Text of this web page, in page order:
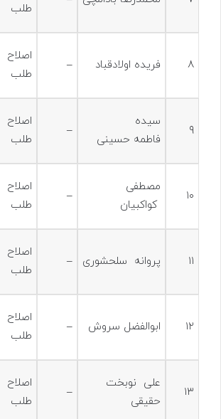
طلب
۸ فریده اولادقباد –
اصلاح
طلب
۹
سیده
فاطمه حسینی
–
اصلاح
طلب
۱۰
مصطفی
کواکبیان
–
اصلاح
طلب
۱۱ پروانه سلحشوری –
اصلاح
طلب
۱۲ ابوالفضل سروش –
اصلاح
طلب
۱۳
علی نوبخت
حقیقی
–
اصلاح
طلب